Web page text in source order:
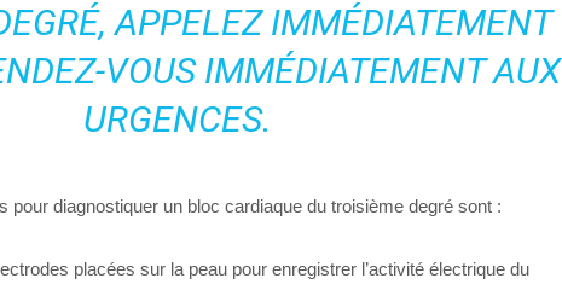
APPELEZ IMMÉDIATEMENT
VOUS IMMÉDIATEMENT AUX
URGENCES.
pour diagnostiquer un bloc cardiaque du troisième degré sont :
placées sur la peau pour enregistrer l’activité électrique du